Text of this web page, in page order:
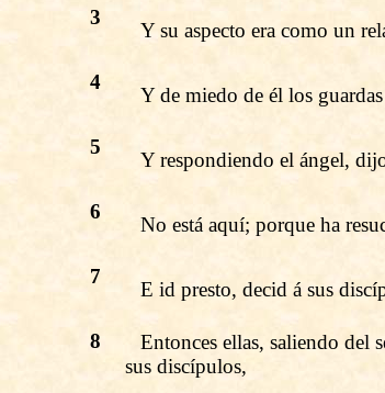
3
Y su aspecto era como un
4
Y de miedo de él los
5
Y respondiendo el ángel,
6
No está aquí; porque ha
7
E id presto, decid á sus
8
Entonces ellas, saliendo del
sus discípulos,